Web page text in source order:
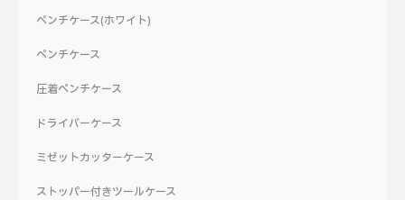
ペンチケース(ホワイト)
ペンチケース
圧着ペンチケース
ドライバーケース
ミゼットカッターケース
ストッパー付きツールケース